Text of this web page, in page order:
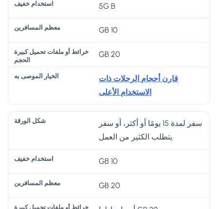
5G B
10 GB
20 GB
قارن أحجام الرحلات ذات
الاستخدام الأعلى
سفر لمدة 15 يومًا أو أكثر، أو سفر
يتطلب الكثير من العمل
10 GB
20 GB